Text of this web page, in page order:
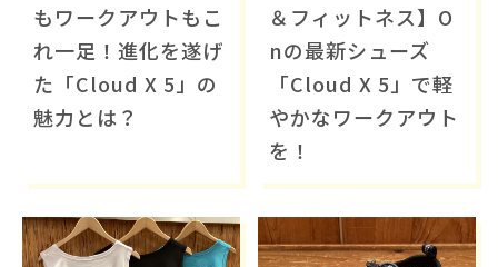
もワークアウトもこ
れ一足！進化を遂げ
た「Cloud X 5」の
魅力とは？
＆フィットネス】O
nの最新シューズ
「Cloud X 5」で軽
やかなワークアウト
を！